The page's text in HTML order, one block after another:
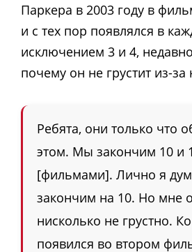
Паркера в 2003 году в
и с тех пор появлялся в
исключением 3 и 4, недавно
почему он не грустит из-за
Ребята, они только что
этом. Мы закончим 10 и
[фильмами]. Лично я
закончим на 10. Но мне
нисколько не грустно.
появился во втором